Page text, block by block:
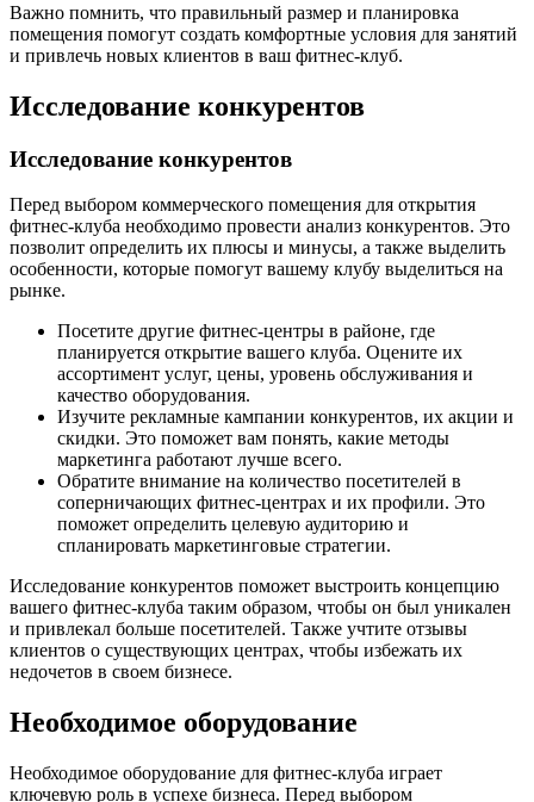
Важно помнить, что правильный размер и планировка
помещения помогут создать комфортные условия для занятий
и привлечь новых клиентов в ваш фитнес-клуб.
Исследование конкурентов
Исследование конкурентов
Перед выбором коммерческого помещения для открытия
фитнес-клуба необходимо провести анализ конкурентов. Это
позволит определить их плюсы и минусы, а также выделить
особенности, которые помогут вашему клубу выделиться на
рынке.
Посетите другие фитнес-центры в районе, где
планируется открытие вашего клуба. Оцените их
ассортимент услуг, цены, уровень обслуживания и
качество оборудования.
Изучите рекламные кампании конкурентов, их акции и
скидки. Это поможет вам понять, какие методы
маркетинга работают лучше всего.
Обратите внимание на количество посетителей в
соперничающих фитнес-центрах и их профили. Это
поможет определить целевую аудиторию и
спланировать маркетинговые стратегии.
Исследование конкурентов поможет выстроить концепцию
вашего фитнес-клуба таким образом, чтобы он был уникален
и привлекал больше посетителей. Также учтите отзывы
клиентов о существующих центрах, чтобы избежать их
недочетов в своем бизнесе.
Необходимое оборудование
Необходимое оборудование для фитнес-клуба играет
ключевую роль в успехе бизнеса. Перед выбором